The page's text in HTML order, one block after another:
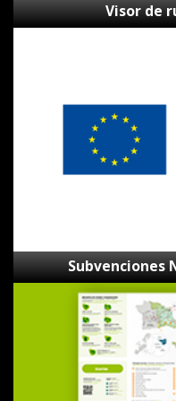
Visor de
Subvenciones